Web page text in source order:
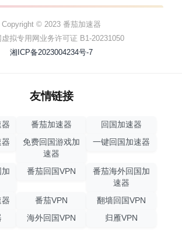
Copyright © 2023 番茄加速器
拟专用网业务许可证 B1-20231050
湘ICP备2023004234号-7
友情链接
番茄加速器
回国加速器
免费回国游戏加
速器
一键回国加速器
番茄回国VPN
番茄海外回国加
速器
器
番茄VPN
翻墙回国VPN
海外回国VPN 归雁VPN